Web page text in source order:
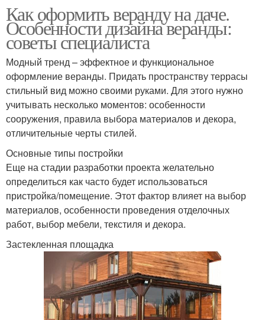
Как оформить веранду на даче.
Особенности дизайна веранды:
советы специалиста
Модный тренд – эффектное и функциональное
оформление веранды. Придать пространству террасы
стильный вид можно своими руками. Для этого нужно
учитывать несколько моментов: особенности
сооружения, правила выбора материалов и декора,
отличительные черты стилей.
Основные типы постройки
Еще на стадии разработки проекта желательно
определиться как часто будет использоваться
пристройка/помещение. Этот фактор влияет на выбор
материалов, особенности проведения отделочных
работ, выбор мебели, текстиля и декора.
Застекленная площадка